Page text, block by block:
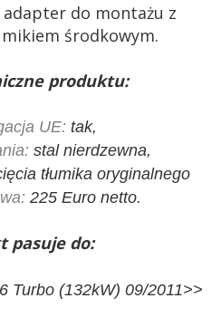
do montażu z
środkowym.
produktu:
UE: tak,
stal nierdzewna,
tłumika oryginalnego
225 Euro netto.
pasuje do:
Turbo (132kW) 09/2011>>